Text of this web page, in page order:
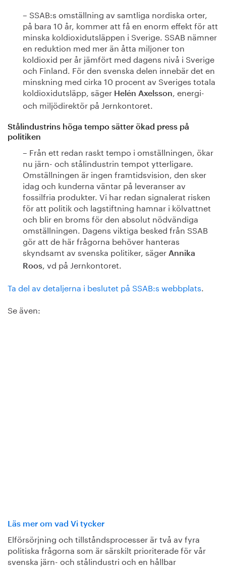
– SSAB:s omställning av samtliga nordiska orter,
på bara 10 år, kommer att få en enorm effekt för att
minska koldioxidutsläppen i Sverige. SSAB nämner
en reduktion med mer än åtta miljoner ton
koldioxid per år jämfört med dagens nivå i Sverige
och Finland. För den svenska delen innebär det en
minskning med cirka 10 procent av Sveriges totala
koldioxidutsläpp, säger Helén Axelsson, energi-
och miljödirektör på Jernkontoret.
Stålindustrins höga tempo sätter ökad press på
politiken
– Från ett redan raskt tempo i omställningen, ökar
nu järn- och stålindustrin tempot ytterligare.
Omställningen är ingen framtidsvision, den sker
idag och kunderna väntar på leveranser av
fossilfria produkter. Vi har redan signalerat risken
för att politik och lagstiftning hamnar i kölvattnet
och blir en broms för den absolut nödvändiga
omställningen. Dagens viktiga besked från SSAB
gör att de här frågorna behöver hanteras
skyndsamt av svenska politiker, säger Annika
Roos, vd på Jernkontoret.
Ta del av detaljerna i beslutet på SSAB:s webbplats.
Se även:
Läs mer om vad Vi tycker
Elförsörjning och tillståndsprocesser är två av fyra
politiska frågorna som är särskilt prioriterade för vår
svenska järn- och stålindustri och en hållbar